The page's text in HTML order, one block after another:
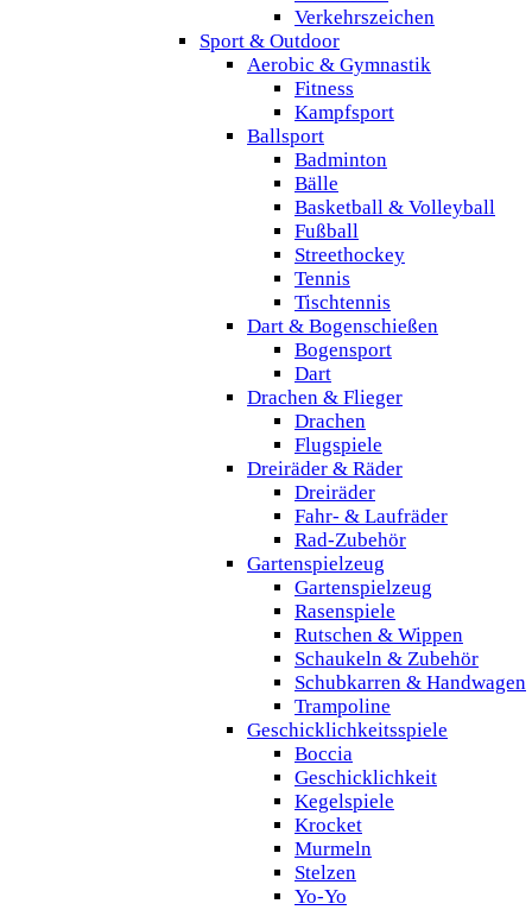
Verkehrszeichen
Sport & Outdoor
Aerobic & Gymnastik
Fitness
Kampfsport
Ballsport
Badminton
Bälle
Basketball & Volleyball
Fußball
Streethockey
Tennis
Tischtennis
Dart & Bogenschießen
Bogensport
Dart
Drachen & Flieger
Drachen
Flugspiele
Dreiräder & Räder
Dreiräder
Fahr- & Laufräder
Rad-Zubehör
Gartenspielzeug
Gartenspielzeug
Rasenspiele
Rutschen & Wippen
Schaukeln & Zubehör
Schubkarren & Handwagen
Trampoline
Geschicklichkeitsspiele
Boccia
Geschicklichkeit
Kegelspiele
Krocket
Murmeln
Stelzen
Yo-Yo